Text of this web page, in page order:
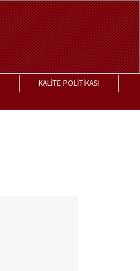
KALİTE POLİTİKASI